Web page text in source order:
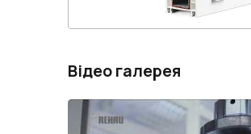
Відео галерея